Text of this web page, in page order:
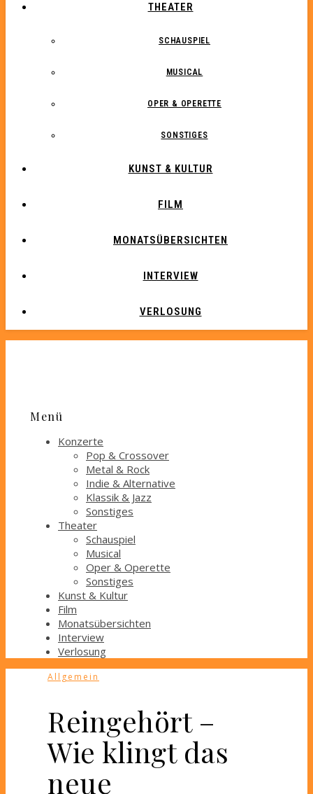
THEATER
SCHAUSPIEL
MUSICAL
OPER & OPERETTE
SONSTIGES
KUNST & KULTUR
FILM
MONATSÜBERSICHTEN
INTERVIEW
VERLOSUNG
Menü
Konzerte
Pop & Crossover
Metal & Rock
Indie & Alternative
Klassik & Jazz
Sonstiges
Theater
Schauspiel
Musical
Oper & Operette
Sonstiges
Kunst & Kultur
Film
Monatsübersichten
Interview
Verlosung
Allgemein
Reingehört –
Wie klingt das
neue